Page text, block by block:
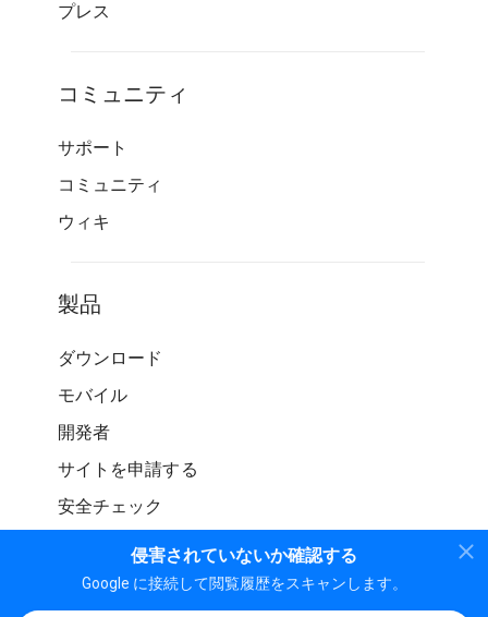
侵害されていないか確認する
Google に接続して閲覧履歴をスキャンします。
プレス
コミュニティ
サポート
コミュニティ
ウィキ
製品
ダウンロード
モバイル
開発者
サイトを申請する
安全チェック